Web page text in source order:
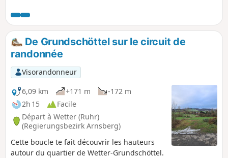
Sainte-Marguerite vaut le détour. En passant par Ingersau,
on arrive dans la vallée de Bröltal. Après
Winterscheiderbröl, on affronte une nouvelle montée
difficile avant d'arriver à Winterscheid, à l'église Saint-
Servais.
De Grundschöttel sur le circuit de
randonnée
Visorandonneur
6,09 km
+171 m
-172 m
2h 15
Facile
Départ à Wetter (Ruhr)
(Regierungsbezirk Arnsberg)
Cette boucle te fait découvrir les hauteurs
autour du quartier de Wetter-Grundschöttel.